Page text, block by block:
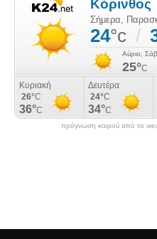
πρόγνωση καιρού από το